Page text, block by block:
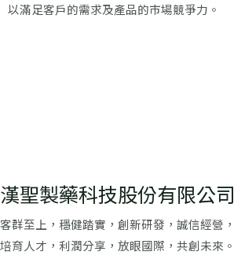
以滿足客戶的需求及產品的市場競爭力。
漢聖製藥科技股份有限公司
客群至上，穩健踏實，創新研發，誠信經營，
培育人才，利潤分享，放眼國際，共創未來。